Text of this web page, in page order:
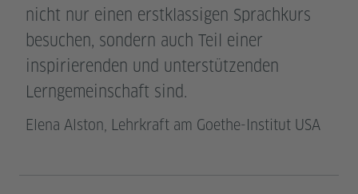
nicht nur einen erstklassigen Sprachkurs
besuchen, sondern auch Teil einer
inspirierenden und unterstützenden
Lerngemeinschaft sind.
Elena Alston, Lehrkraft am Goethe-Institut USA